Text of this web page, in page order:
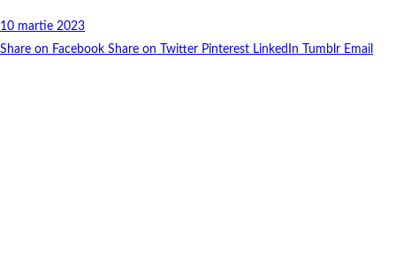
10 martie 2023
Share on Facebook Share on Twitter Pinterest LinkedIn Tumblr Email